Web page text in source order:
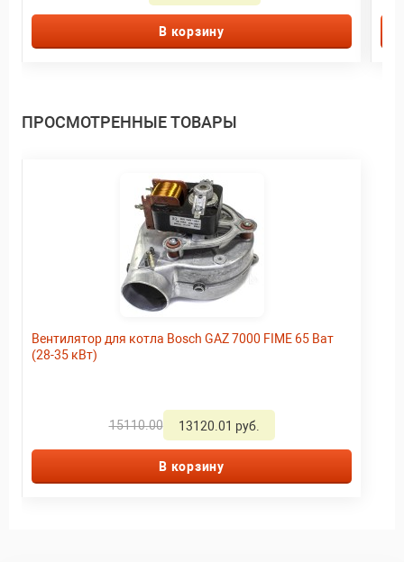
В корзину
ПРОСМОТРЕННЫЕ ТОВАРЫ
Вентилятор для котла Bosch GAZ 7000 FIME 65 Ват
(28-35 кВт)
15110.00 13120.01 руб.
В корзину